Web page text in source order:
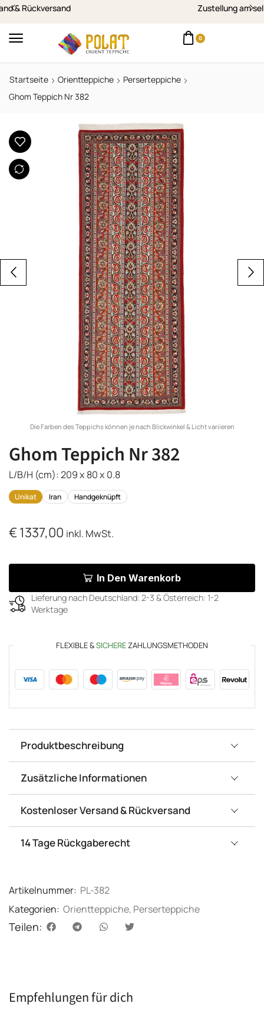
Zustellung am selben Werktag in Vorarlberg
0
Startseite Orientteppiche
Perserteppiche
Ghom Teppich Nr 382
Die Farben des Teppichs können je nach Blickwinkel & Licht variieren
Ghom Teppich Nr 382
L/B/H (cm): 209 x 80 x 0.8
Unikat Iran Handgeknüpft
€1337,00 inkl. MwSt.
In Den Warenkorb
Lieferung nach Deutschland: 2-3 & Österreich: 1-2
Werktage
FLEXIBLE &SICHEREZAHLUNGSMETHODEN
Produktbeschreibung
Zusätzliche Informationen
Kostenloser Versand & Rückversand
14 Tage Rückgaberecht
Artikelnummer: PL-382
Kategorien: Orientteppiche, Perserteppiche
Teilen:
Empfehlungen für dich